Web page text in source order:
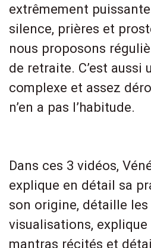
extrêmement
silence, prières et
nous proposons
de retraite. C’est aussi
complexe et assez
n’en a pas l’habitude.
Dans ces 3 vidéos,
explique en détail sa
son origine, détaille
visualisations, explique
mantras récités et